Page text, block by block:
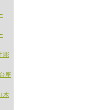
彫
座
木